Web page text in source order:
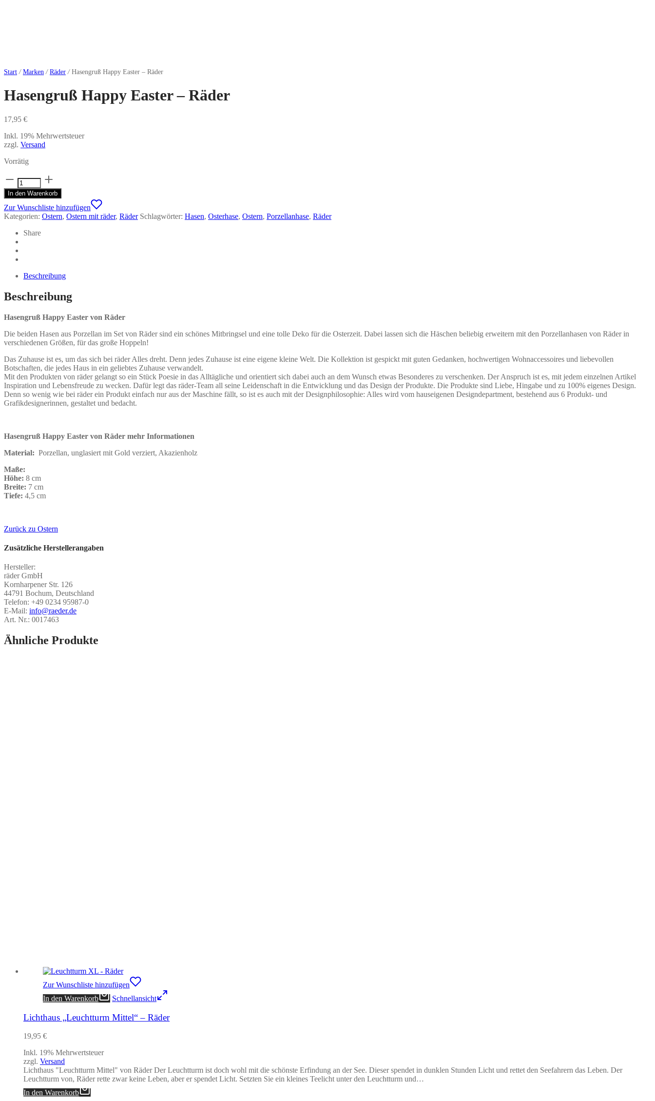
Start / Marken / Räder /Hasengruß Happy Easter – Räder
Hasengruß Happy Easter – Räder
17,95 €
Inkl. 19% Mehrwertsteuer
zzgl. Versand
Vorrätig
Hasengruß
Happy
Easter
-
Räder
Menge
In den Warenkorb
Zur Wunschliste hinzufügen
Kategorien: Ostern, Ostern mit räder, Räder Schlagwörter: Hasen, Osterhase, Ostern, Porzellanhase, Räder
Share
Beschreibung
Beschreibung
Hasengruß Happy Easter von Räder
Die beiden Hasen aus Porzellan im Set von Räder sind ein schönes Mitbringsel und eine tolle Deko für die Osterzeit. Dabei lassen sich die Häschen beliebig erweitern mit den Porzellanhasen von Räder in
verschiedenen Größen, für das große Hoppeln!
Das Zuhause ist es, um das sich bei räder Alles dreht. Denn jedes Zuhause ist eine eigene kleine Welt. Die Kollektion ist gespickt mit guten Gedanken, hochwertigen Wohnaccessoires und liebevollen
Botschaften, die jedes Haus in ein geliebtes Zuhause verwandelt.
Mit den Produkten von räder gelangt so ein Stück Poesie in das Alltägliche und orientiert sich dabei auch an dem Wunsch etwas Besonderes zu verschenken. Der Anspruch ist es, mit jedem einzelnen Artikel
Inspiration und Lebensfreude zu wecken. Dafür legt das räder-Team all seine Leidenschaft in die Entwicklung und das Design der Produkte. Die Produkte sind Liebe, Hingabe und zu 100% eigenes Design.
Denn so wenig wie bei räder ein Produkt einfach nur aus der Maschine fällt, so ist es auch mit der Designphilosophie: Alles wird vom hauseigenen Designdepartment, bestehend aus 6 Produkt- und
Grafikdesignerinnen, gestaltet und bedacht.
Hasengruß Happy Easter von Räder mehr Informationen
Material: Porzellan, unglasiert mit Gold verziert, Akazienholz
Maße:
Höhe: 8 cm
Breite: 7 cm
Tiefe: 4,5 cm
Zurück zu Ostern
Zusätzliche Herstellerangaben
Hersteller:
räder GmbH
Kornharpener Str. 126
44791 Bochum, Deutschland
Telefon: +49 0234 95987-0
E-Mail: info@raeder.de
Art. Nr.: 0017463
Ähnliche Produkte
Zur Wunschliste hinzufügen
In den Warenkorb
Schnellansicht
Lichthaus „Leuchtturm Mittel“ – Räder
19,95 €
Inkl. 19% Mehrwertsteuer
zzgl. Versand
Lichthaus "Leuchtturm Mittel" von Räder Der Leuchtturm ist doch wohl mit die schönste Erfindung an der See. Dieser spendet in dunklen Stunden Licht und rettet den Seefahrern das Leben. Der
Leuchtturm von, Räder rette zwar keine Leben, aber er spendet Licht. Setzten Sie ein kleines Teelicht unter den Leuchtturm und…
In den Warenkorb